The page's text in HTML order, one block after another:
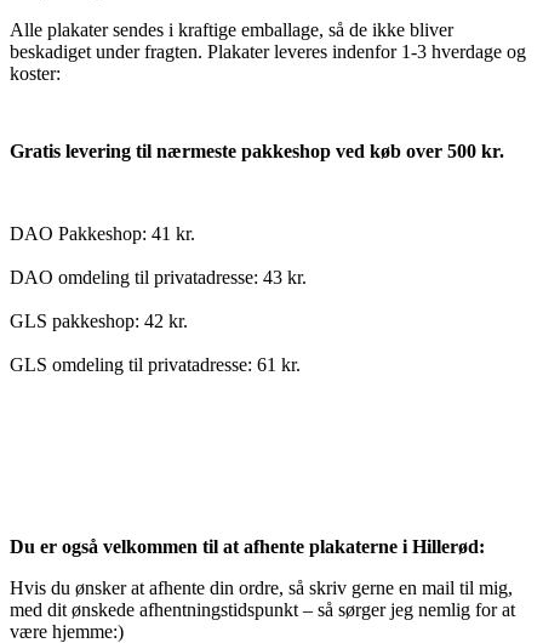
Alle plakater sendes i kraftige emballage, så de ikke bliver
beskadiget under fragten. Plakater leveres indenfor 1-3 hverdage og
koster:
Gratis levering til nærmeste pakkeshop ved køb over 500 kr.
DAO Pakkeshop: 41 kr.
DAO omdeling til privatadresse: 43 kr.
GLS pakkeshop: 42 kr.
GLS omdeling til privatadresse: 61 kr.
Du er også velkommen til at afhente plakaterne i Hillerød:
Hvis du ønsker at afhente din ordre, så skriv gerne en mail til mig,
med dit ønskede afhentningstidspunkt – så sørger jeg nemlig for at
være hjemme:)